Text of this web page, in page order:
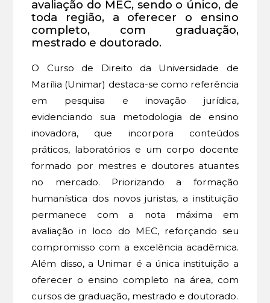
avaliação do MEC, sendo o único, de
toda região, a oferecer o ensino
completo, com graduação,
mestrado e doutorado.
O Curso de Direito da Universidade de
Marília (Unimar) destaca-se como referência
em pesquisa e inovação jurídica,
evidenciando sua metodologia de ensino
inovadora, que incorpora conteúdos
práticos, laboratórios e um corpo docente
formado por mestres e doutores atuantes
no mercado. Priorizando a formação
humanística dos novos juristas, a instituição
permanece com a nota máxima em
avaliação in loco do MEC, reforçando seu
compromisso com a excelência acadêmica.
Além disso, a Unimar é a única instituição a
oferecer o ensino completo na área, com
cursos de graduação, mestrado e doutorado.